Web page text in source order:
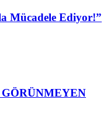
Mücadele Ediyor!”